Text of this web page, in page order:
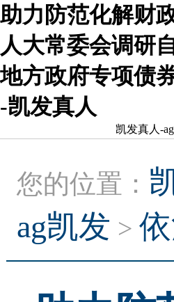
助力防范化解财
人大常委会调研
地方政府专项债
-凯发真人
凯发真人-
您的位置：
ag凯发 >